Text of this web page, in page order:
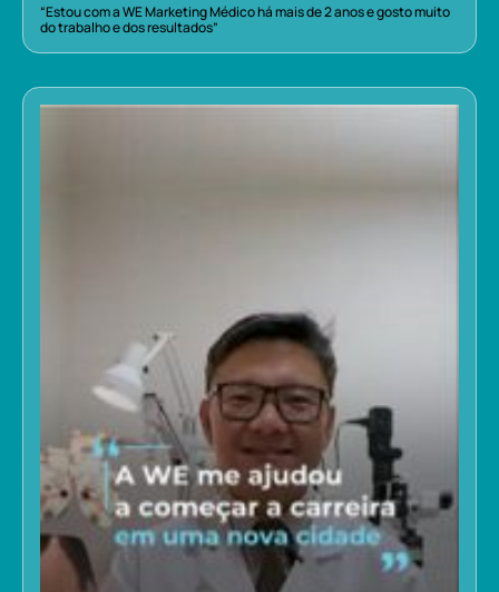
“Estou com a WE Marketing Médico há mais de 2 anos e gosto muito
do trabalho e dos resultados”